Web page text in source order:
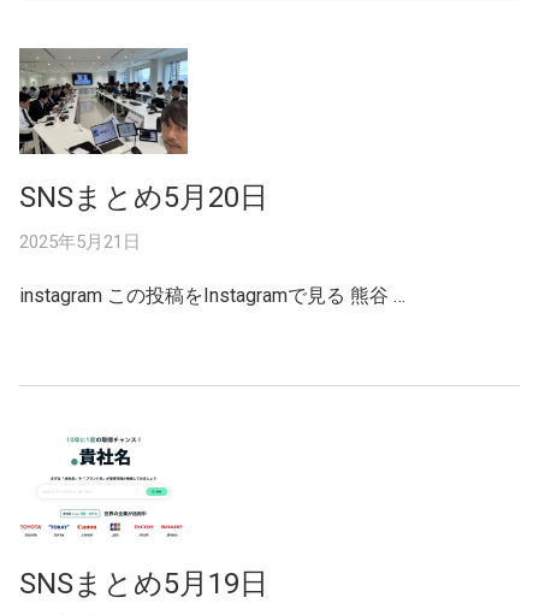
SNSまとめ5月20日
2025年5月21日
instagram この投稿をInstagramで見る 熊谷 …
SNSまとめ5月19日